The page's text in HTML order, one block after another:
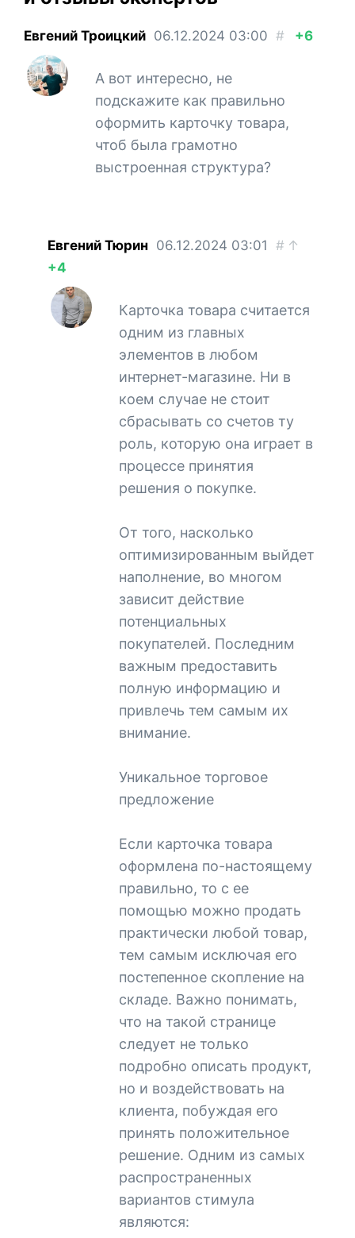
Евгений Троицкий 06.12.2024 03:00 # +6
А вот интересно, не
подскажите как правильно
оформить карточку товара,
чтоб была грамотно
выстроенная структура?
Евгений Тюрин 06.12.2024 03:01 # ↑
+4
Карточка товара считается
одним из главных
элементов в любом
интернет-магазине. Ни в
коем случае не стоит
сбрасывать со счетов ту
роль, которую она играет в
процессе принятия
решения о покупке.
От того, насколько
оптимизированным выйдет
наполнение, во многом
зависит действие
потенциальных
покупателей. Последним
важным предоставить
полную информацию и
привлечь тем самым их
внимание.
Уникальное торговое
предложение
Если карточка товара
оформлена по-настоящему
правильно, то с ее
помощью можно продать
практически любой товар,
тем самым исключая его
постепенное скопление на
складе. Важно понимать,
что на такой странице
следует не только
подробно описать продукт,
но и воздействовать на
клиента, побуждая его
принять положительное
решение. Одним из самых
распространенных
вариантов стимула
являются: